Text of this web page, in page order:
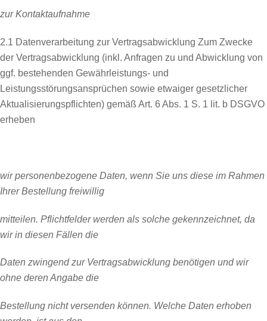
zur Kontaktaufnahme
2.1 Datenverarbeitung zur Vertragsabwicklung Zum Zwecke
der Vertragsabwicklung (inkl. Anfragen zu und Abwicklung von
ggf. bestehenden Gewährleistungs- und
Leistungsstörungsansprüchen sowie etwaiger gesetzlicher
Aktualisierungspflichten) gemäß Art. 6 Abs. 1 S. 1 lit. b DSGVO
erheben
wir personenbezogene Daten, wenn Sie uns diese im Rahmen
Ihrer Bestellung freiwillig
mitteilen. Pflichtfelder werden als solche gekennzeichnet, da
wir in diesen Fällen die
Daten zwingend zur Vertragsabwicklung benötigen und wir
ohne deren Angabe die
Bestellung nicht versenden können. Welche Daten erhoben